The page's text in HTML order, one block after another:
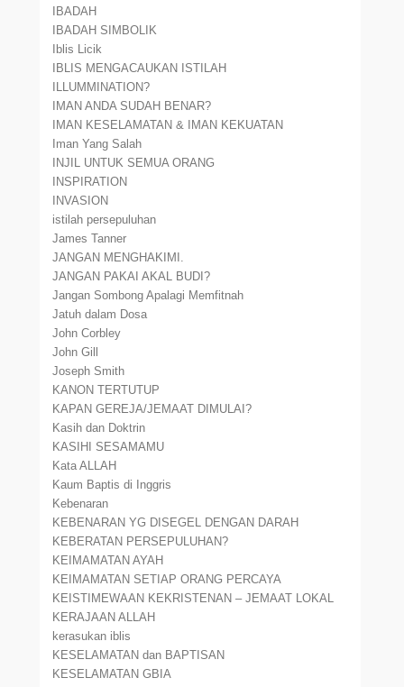
IBADAH
IBADAH SIMBOLIK
Iblis Licik
IBLIS MENGACAUKAN ISTILAH
ILLUMMINATION?
IMAN ANDA SUDAH BENAR?
IMAN KESELAMATAN & IMAN KEKUATAN
Iman Yang Salah
INJIL UNTUK SEMUA ORANG
INSPIRATION
INVASION
istilah persepuluhan
James Tanner
JANGAN MENGHAKIMI.
JANGAN PAKAI AKAL BUDI?
Jangan Sombong Apalagi Memfitnah
Jatuh dalam Dosa
John Corbley
John Gill
Joseph Smith
KANON TERTUTUP
KAPAN GEREJA/JEMAAT DIMULAI?
Kasih dan Doktrin
KASIHI SESAMAMU
Kata ALLAH
Kaum Baptis di Inggris
Kebenaran
KEBENARAN YG DISEGEL DENGAN DARAH
KEBERATAN PERSEPULUHAN?
KEIMAMATAN AYAH
KEIMAMATAN SETIAP ORANG PERCAYA
KEISTIMEWAAN KEKRISTENAN – JEMAAT LOKAL
KERAJAAN ALLAH
kerasukan iblis
KESELAMATAN dan BAPTISAN
KESELAMATAN GBIA